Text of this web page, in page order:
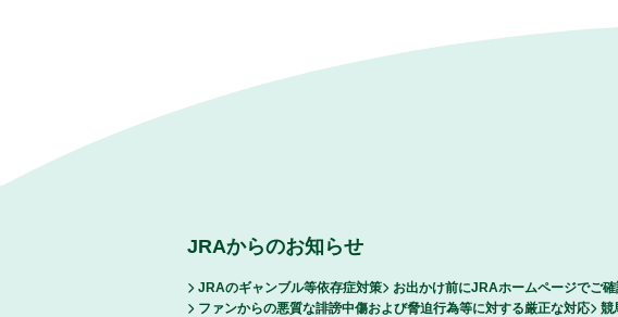
JRAからのお知らせ
JRAのギャンブル等依存症対策 お出かけ前にJRAホームページでご確
ファンからの悪質な誹謗中傷および脅迫行為等に対する厳正な対応
競